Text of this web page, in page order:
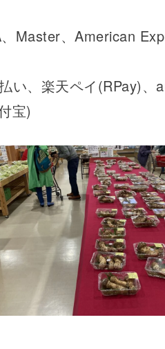
Master、American
、楽天ペイ(RPay)、
宝)